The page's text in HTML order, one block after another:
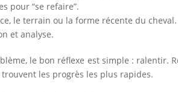
pour “se refaire”.
le terrain ou la forme récente du cheval.
et analyse.
le bon réflexe est simple : ralentir.
trouvent les progrès les plus rapides.